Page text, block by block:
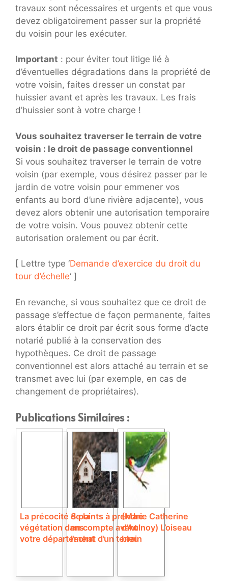
travaux sont nécessaires et urgents et que vous
devez obligatoirement passer sur la propriété
du voisin pour les exécuter.
Important : pour éviter tout litige lié à
d’éventuelles dégradations dans la propriété de
votre voisin, faites dresser un constat par
huissier avant et après les travaux. Les frais
d’huissier sont à votre charge !
Vous souhaitez traverser le terrain de votre
voisin : le droit de passage conventionnel
Si vous souhaitez traverser le terrain de votre
voisin (par exemple, vous désirez passer par le
jardin de votre voisin pour emmener vos
enfants au bord d’une rivière adjacente), vous
devez alors obtenir une autorisation temporaire
de votre voisin. Vous pouvez obtenir cette
autorisation oralement ou par écrit.
[ Lettre type ‘Demande d’exercice du droit du
tour d’échelle‘ ]
En revanche, si vous souhaitez que ce droit de
passage s’effectue de façon permanente, faites
alors établir ce droit par écrit sous forme d’acte
notarié publié à la conservation des
hypothèques. Ce droit de passage
conventionnel est alors attaché au terrain et se
transmet avec lui (par exemple, en cas de
changement de propriétaires).
Publications Similaires :
La précocité de la
végétation dans
votre département
8 points à prendre
en compte avant
l’achat d’un terrain
(Marie Catherine
d’Aulnoy) L’oiseau
bleu